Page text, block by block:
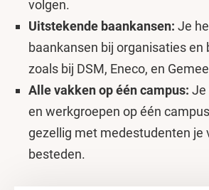
volgen.
Uitstekende baankansen: Je
baankansen bij organisaties en
zoals bij DSM, Eneco, en
Alle vakken op één campus: Je
en werkgroepen op één
gezellig met medestudenten je
besteden.